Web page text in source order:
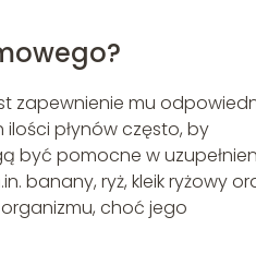
zapewnienie mu
płynów często, by
być pomocne w
banany, ryż, kleik ryżowy
choć jego